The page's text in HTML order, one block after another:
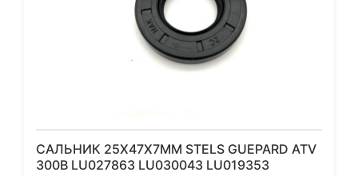
САЛЬНИК 25Х47Х7ММ STELS GUEPARD ATV
300B LU027863 LU030043 LU019353